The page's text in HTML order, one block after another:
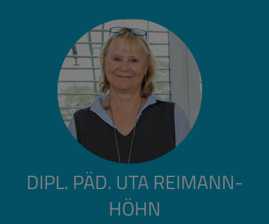
DIPL. PÄD. UTA REIMANN-
HÖHN